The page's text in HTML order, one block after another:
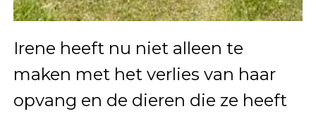
Irene heeft nu niet alleen te
maken met het verlies van haar
opvang en de dieren die ze heeft